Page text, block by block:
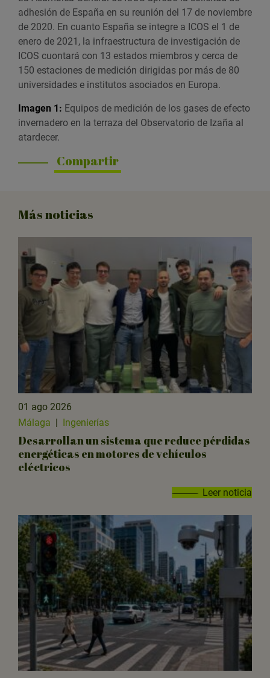
adhesión de España en su reunión del 17 de noviembre
de 2020. En cuanto España se integre a ICOS el 1 de
enero de 2021, la infraestructura de investigación de
ICOS cuontará con 13 estados miembros y cerca de
150 estaciones de medición dirigidas por más de 80
universidades e institutos asociados en Europa.
Imagen 1: Equipos de medición de los gases de efecto
invernadero en la terraza del Observatorio de Izaña al
atardecer.
Compartir
Más noticias
01 ago 2026
Málaga | Ingenierías
Desarrollan un sistema que reduce pérdidas
energéticas en motores de vehículos
eléctricos
Leer noticia